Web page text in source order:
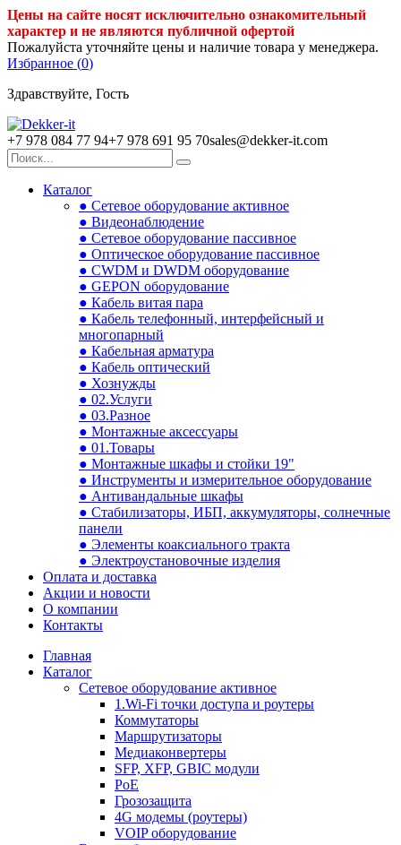
Цены на сайте носят исключительно ознакомительный
характер и не являются публичной офертой
Пожалуйста уточняйте цены и наличие товара у менеджера.
Избранное (0)
Здравствуйте, Гость
+7 978 084 77 94+7 978 691 95 70sales@dekker-it.com
Каталог
● Сетевое оборудование активное
● Видеонаблюдение
● Сетевое оборудование пассивное
● Оптическое оборудование пассивное
● CWDM и DWDM оборудование
● GEPON оборудование
● Кабель витая пара
● Кабель телефонный, интерфейсный и
многопарный
● Кабельная арматура
● Кабель оптический
● Хознужды
● 02.Услуги
● 03.Разное
● Монтажные аксессуары
● 01.Товары
● Монтажные шкафы и стойки 19"
● Инструменты и измерительное оборудование
● Антивандальные шкафы
● Стабилизаторы, ИБП, аккумуляторы, солнечные
панели
● Элементы коаксиального тракта
● Электроустановочные изделия
Оплата и доставка
Акции и новости
О компании
Контакты
Главная
Каталог
Сетевое оборудование активное
1.Wi-Fi точки доступа и роутеры
Коммутаторы
Маршрутизаторы
Медиаконвертеры
SFP, XFP, GBIC модули
PoE
Грозозащита
4G модемы (роутеры)
VOIP оборудование